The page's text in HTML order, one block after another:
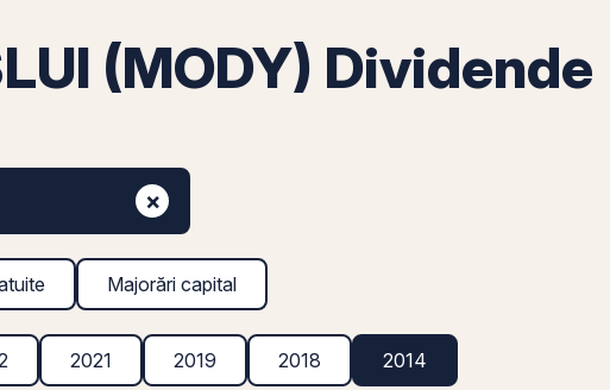
(MODY) Dividende
×
Majorări capital
2021 2019 2018 2014